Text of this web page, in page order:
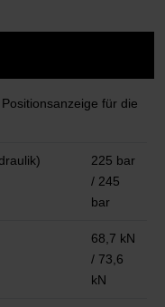
für die
225 bar
/ 245
bar
68,7 kN
/ 73,6
kN